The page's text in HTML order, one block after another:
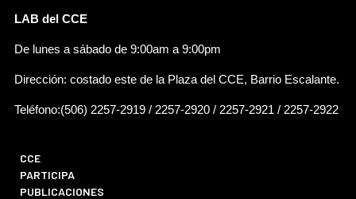
LAB del CCE
De lunes a sábado de 9:00am a 9:00pm
Dirección: costado este de la Plaza del CCE, Barrio Escalante.
Teléfono:(506) 2257-2919 / 2257-2920 / 2257-2921 / 2257-2922
CCE
PARTICIPA
PUBLICACIONES